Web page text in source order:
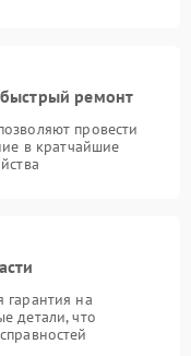
быстрый ремонт
провести
в кратчайшие
гарантия на
детали, что